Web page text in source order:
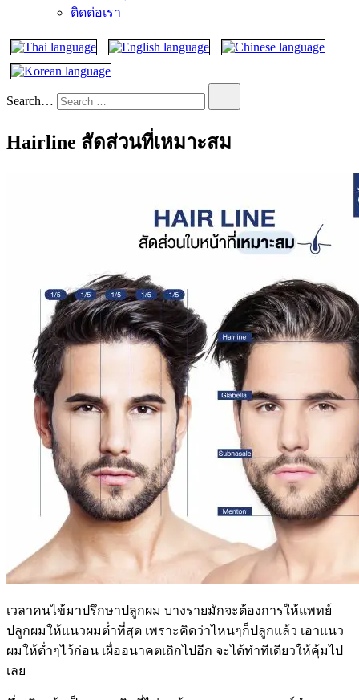
ติดต่อเรา
Search…
Hairline สัดส่วนที่เหมาะสม
เวลาคนไข้มาปรึกษาปลูกผม บางรายมักจะต้องการให้แพทย์
ปลูกผมให้แนวผมต่ำที่สุด เพราะคิดว่าไหนๆก็ปลูกแล้ว เอาแนว
ผมให้ต่ำๆไว้ก่อน เผื่ออนาคตเถิกไปอีก จะได้ทำทีเดียวให้คุ้มไป
เลย